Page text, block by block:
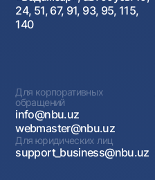
24, 51, 67, 91, 93, 95, 115,
140
Для корпоративных
обращений
info@nbu.uz
webmaster@nbu.uz
Для юридических лиц
support_business@nbu.uz